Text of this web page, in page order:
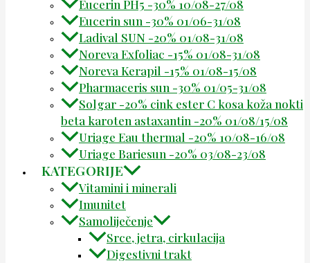
Eucerin PH5 -30% 10/08-27/08
Eucerin sun -30% 01/06-31/08
Ladival SUN -20% 01/08-31/08
Noreva Exfoliac -15% 01/08-31/08
Noreva Kerapil -15% 01/08-15/08
Pharmaceris sun -30% 01/05-31/08
Solgar -20% cink ester C kosa koža nokti
beta karoten astaxantin -20% 01/08/15/08
Uriage Eau thermal -20% 10/08-16/08
Uriage Bariesun -20% 03/08-23/08
KATEGORIJE
Vitamini i minerali
Imunitet
Samoliječenje
Srce, jetra, cirkulacija
Digestivni trakt